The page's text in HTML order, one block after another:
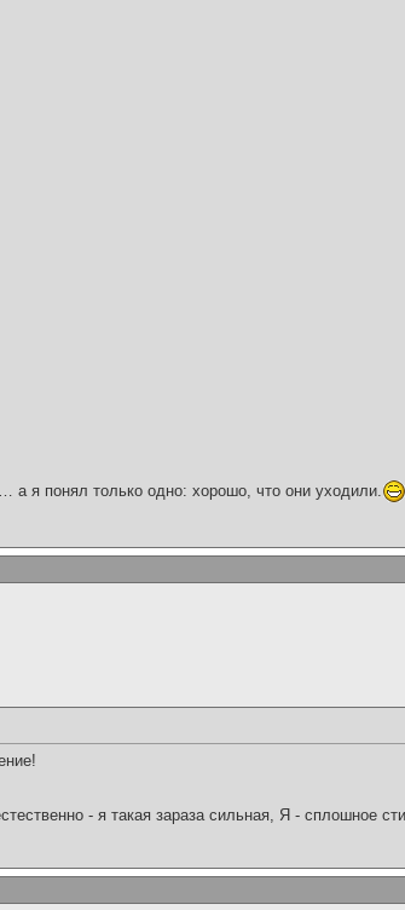
а я понял только одно: хорошо, что они уходили.
- я такая зараза сильная, Я - сплошное